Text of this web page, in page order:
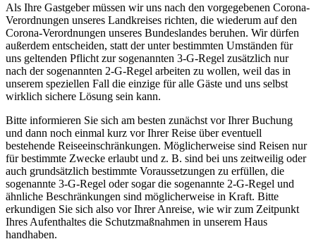
Als Ihre Gastgeber müssen wir uns nach den vorgegebenen Corona-
Verordnungen unseres Landkreises richten, die wiederum auf den
Corona-Verordnungen unseres Bundeslandes beruhen. Wir dürfen
außerdem entscheiden, statt der unter bestimmten Umständen für
uns geltenden Pflicht zur sogenannten 3-G-Regel zusätzlich nur
nach der sogenannten 2-G-Regel arbeiten zu wollen, weil das in
unserem speziellen Fall die einzige für alle Gäste und uns selbst
wirklich sichere Lösung sein kann.
Bitte informieren Sie sich am besten zunächst vor Ihrer Buchung
und dann noch einmal kurz vor Ihrer Reise über eventuell
bestehende Reiseeinschränkungen. Möglicherweise sind Reisen nur
für bestimmte Zwecke erlaubt und z. B. sind bei uns zeitweilig oder
auch grundsätzlich bestimmte Voraussetzungen zu erfüllen, die
sogenannte 3-G-Regel oder sogar die sogenannte 2-G-Regel und
ähnliche Beschränkungen sind möglicherweise in Kraft. Bitte
erkundigen Sie sich also vor Ihrer Anreise, wie wir zum Zeitpunkt
Ihres Aufenthaltes die Schutzmaßnahmen in unserem Haus
handhaben.